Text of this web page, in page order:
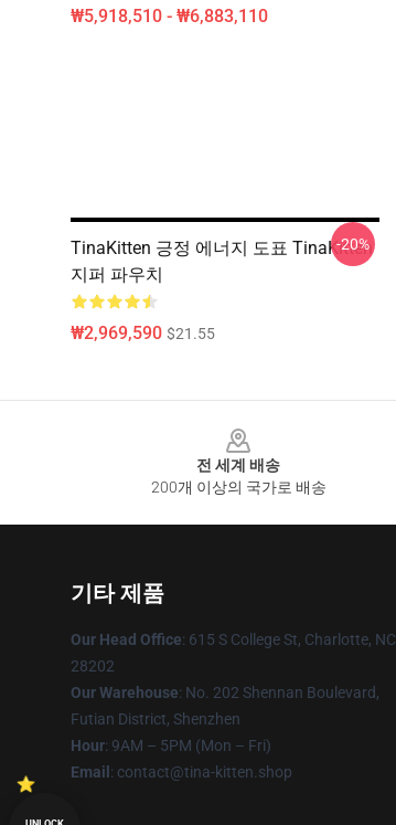
₩5,918,510 - ₩6,883,110
TinaKitten 긍정 에너지 도표 TinaKitten
지퍼 파우치
₩2,969,590 $21.55
-20%
전 세계 배송
200개 이상의 국가로 배송
기타 제품
Our Head Office: 615 S College St, Charlotte, NC
28202
Our Warehouse: No. 202 Shennan Boulevard,
Futian District, Shenzhen
Hour: 9AM – 5PM (Mon – Fri)
Email : contact@tina-kitten.shop